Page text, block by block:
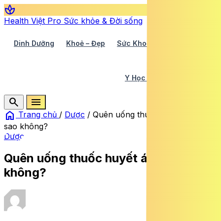
spa
Health Việt Pro Sức khỏe & Đời sống
Dinh Dưỡng Khoẻ – Đẹp Sức Khoẻ TV
Y Học Cổ Truyền
search
menu
home Trang chủ / Dược / Quên uống thuốc huyết áp có
sao không?
Dược
Quên uống thuốc huyết áp có sao
không?